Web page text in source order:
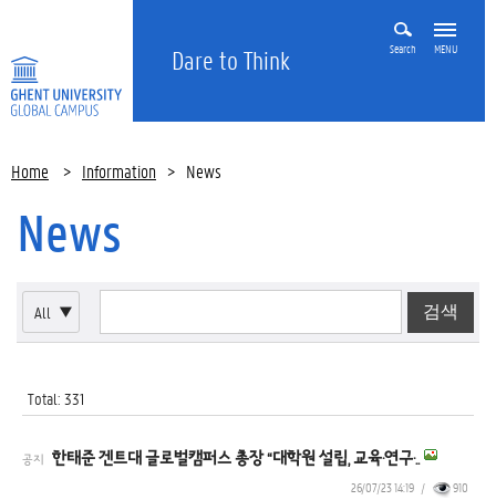
Dare to Think Search MENU
Home > Information > News
News
All ▼
Total: 331
공지 한태준 겐트대 글로벌캠퍼스 총장 “대학원 설립, 교육·연구·..
26/07/23 14:19 / 910